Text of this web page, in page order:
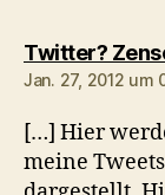
Twitter?
Jan. 27, 2012 um
[…] Hier
meine